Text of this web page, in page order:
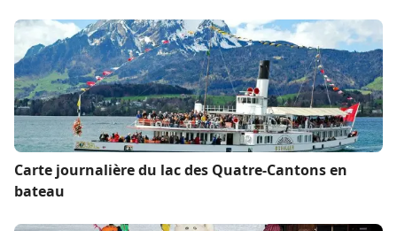
Carte journalière du lac des Quatre-Cantons en
bateau